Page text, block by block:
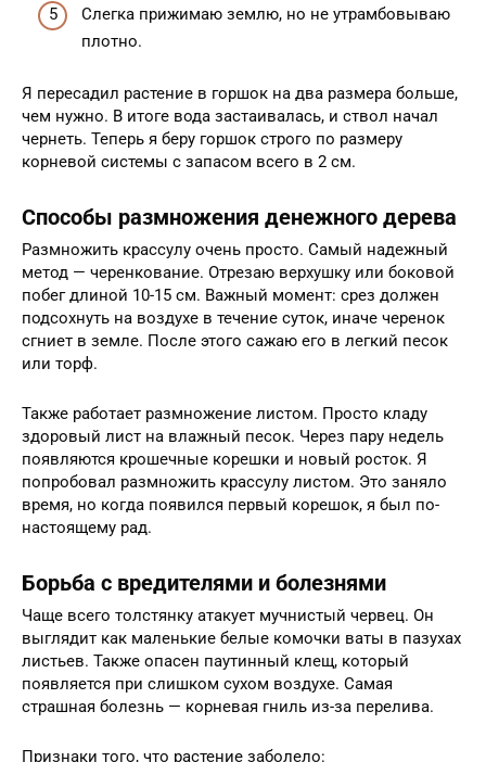
Слегка прижимаю землю, но не утрамбовываю
плотно.
Я пересадил растение в горшок на два размера больше,
чем нужно. В итоге вода застаивалась, и ствол начал
чернеть. Теперь я беру горшок строго по размеру
корневой системы с запасом всего в 2 см.
Способы размножения денежного дерева
Размножить крассулу очень просто. Самый надежный
метод — черенкование. Отрезаю верхушку или боковой
побег длиной 10-15 см. Важный момент: срез должен
подсохнуть на воздухе в течение суток, иначе черенок
сгниет в земле. После этого сажаю его в легкий песок
или торф.
Также работает размножение листом. Просто кладу
здоровый лист на влажный песок. Через пару недель
появляются крошечные корешки и новый росток. Я
попробовал размножить крассулу листом. Это заняло
время, но когда появился первый корешок, я был по-
настоящему рад.
Борьба с вредителями и болезнями
Чаще всего толстянку атакует мучнистый червец. Он
выглядит как маленькие белые комочки ваты в пазухах
листьев. Также опасен паутинный клещ, который
появляется при слишком сухом воздухе. Самая
страшная болезнь — корневая гниль из-за перелива.
Признаки того, что растение заболело: